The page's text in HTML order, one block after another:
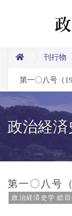
刊行物
第一〇八号（
政治経
第一〇八号
政治経済史学 総